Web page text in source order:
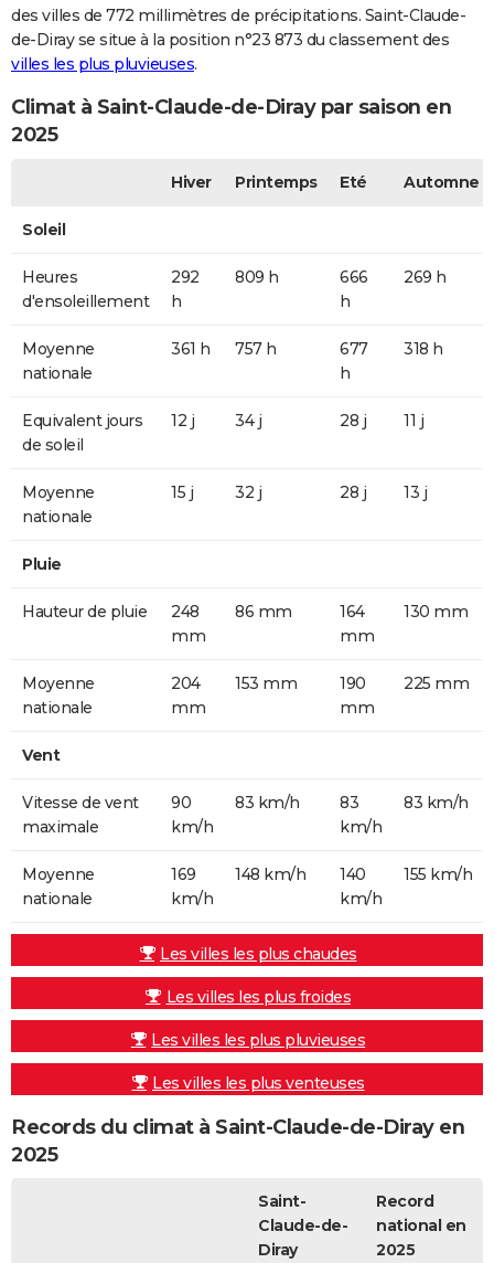
des villes de 772 millimètres de précipitations. Saint-Claude-
de-Diray se situe à la position n°23 873 du classement des
villes les plus pluvieuses.
Climat à Saint-Claude-de-Diray par saison en
2025
Hiver Printemps Eté Automne
Soleil
Heures
d'ensoleillement
292
h
809 h
666
h
269 h
Moyenne
nationale
361 h 757 h
677
h
318 h
Equivalent jours
de soleil
12 j 34 j 28 j 11 j
Moyenne
nationale
15 j 32 j 28 j 13 j
Pluie
Hauteur de pluie
248
mm
86 mm
164
mm
130 mm
Moyenne
nationale
204
mm
153 mm
190
mm
225 mm
Vent
Vitesse de vent
maximale
90
km/h
83 km/h
83
km/h
83 km/h
Moyenne
nationale
169
km/h
148 km/h
140
km/h
155 km/h
Les villes les plus chaudes
Les villes les plus froides
Les villes les plus pluvieuses
Les villes les plus venteuses
Records du climat à Saint-Claude-de-Diray en
2025
Saint-
Claude-de-
Diray
Record
national en
2025